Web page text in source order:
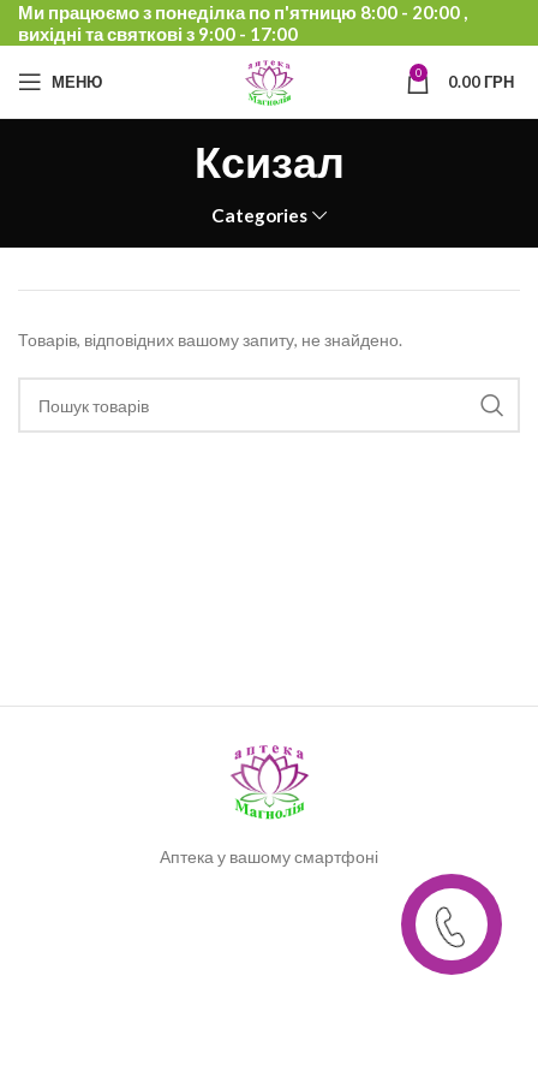
Ми працюємо з понеділка по п'ятницю 8:00 - 20:00 ,
вихідні та святкові з 9:00 - 17:00
МЕНЮ 0 0.00ГРН
Ксизал
Categories
Товарів, відповідних вашому запиту, не знайдено.
Аптека у вашому смартфоні